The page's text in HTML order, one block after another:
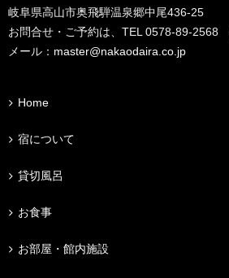
岐阜県高山市奥飛騨温泉郷中尾436-25
お問合せ・ご予約は、TEL 0578-89-2568
メール： master@nakaodaira.co.jp
Home
宿について
貸切風呂
お食事
お部屋・館内施設